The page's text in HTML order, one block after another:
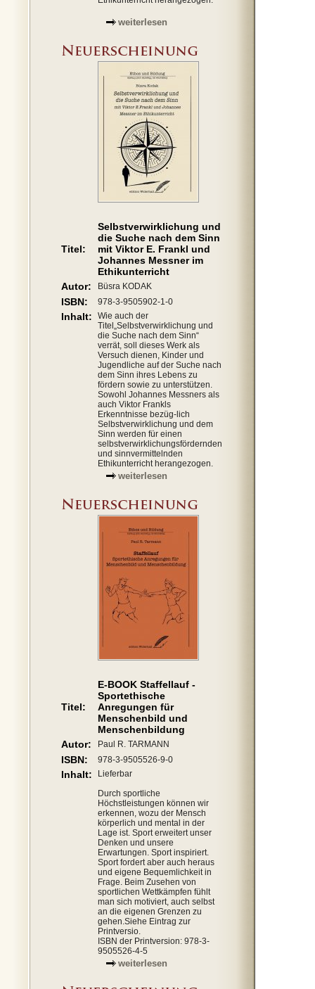
weiterlesen
Titel:
Selbstverwirklichung und
die Suche nach dem Sinn
mit Viktor E. Frankl und
Johannes Messner im
Ethikunterricht
Autor:
Büsra KODAK
ISBN: 978-3-9505902-1-0
Inhalt:
Wie auch der
Titel„Selbstverwirklichung und
die Suche nach dem Sinn“
verrät, soll dieses Werk als
Versuch dienen, Kinder und
Jugendliche auf der Suche nach
dem Sinn ihres Lebens zu
fördern sowie zu unterstützen.
Sowohl Johannes Messners als
auch Viktor Frankls
Erkenntnisse bezüg-lich
Selbstverwirklichung und dem
Sinn werden für einen
selbstverwirklichungsfördernden
und sinnvermittelnden
Ethikunterricht herangezogen.
weiterlesen
Titel:
E-BOOK Staffellauf -
Sportethische
Anregungen für
Menschenbild und
Menschenbildung
Autor:
Paul R. TARMANN
ISBN: 978-3-9505526-9-0
Inhalt:
Lieferbar
Durch sportliche
Höchstleistungen können wir
erkennen, wozu der Mensch
körperlich und mental in der
Lage ist. Sport erweitert unser
Denken und unsere
Erwartungen. Sport inspiriert.
Sport fordert aber auch heraus
und eigene Bequemlichkeit in
Frage. Beim Zusehen von
sportlichen Wettkämpfen fühlt
man sich motiviert, auch selbst
an die eigenen Grenzen zu
gehen.Siehe Eintrag zur
Printversio.
ISBN der Printversion: 978-3-
9505526-4-5
weiterlesen